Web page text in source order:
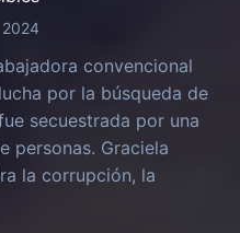
2024
convencional
por la búsqueda de
secuestrada por una
personas. Graciela
la corrupción, la